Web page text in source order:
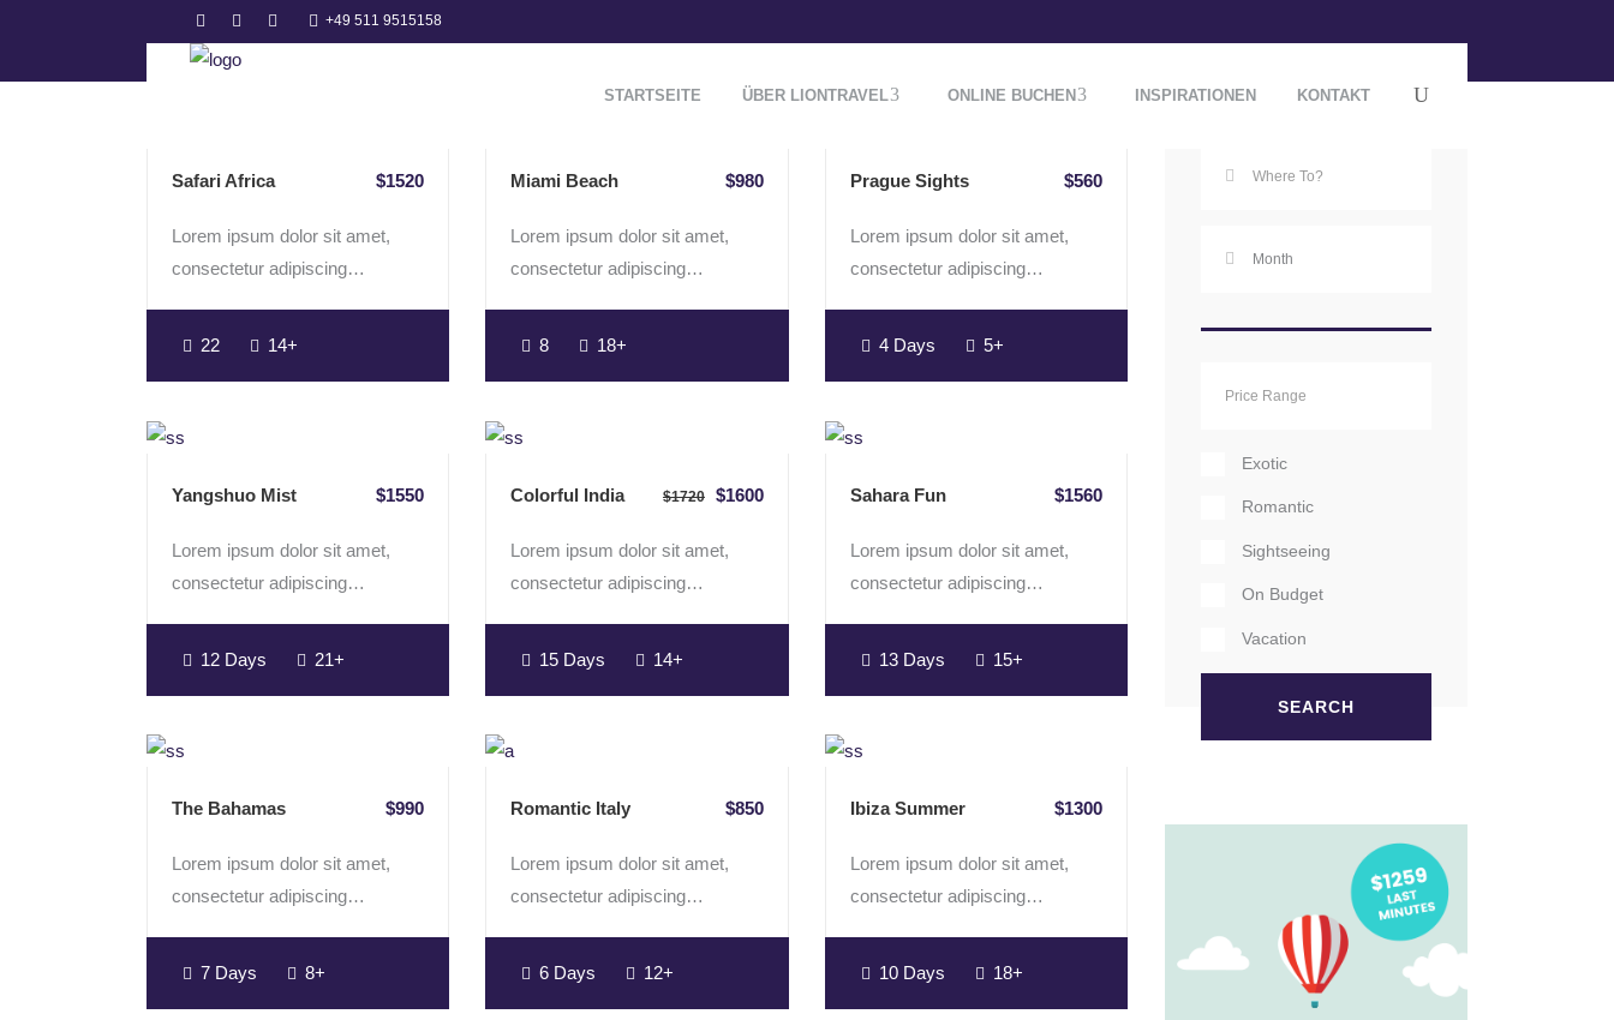
+49 511 9515158
STARTSEITE ÜBER LIONTRAVEL ONLINE BUCHEN INSPIRATIONEN KONTAKT
TOUR LIST
Safari Africa $1520
Lorem ipsum dolor sit amet,
consectetur adipiscing…
22 14+
Miami Beach $980
Lorem ipsum dolor sit amet,
consectetur adipiscing…
8 18+
Prague Sights $560
Lorem ipsum dolor sit amet,
consectetur adipiscing…
4 Days 5+
Yangshuo Mist $1550
Lorem ipsum dolor sit amet,
consectetur adipiscing…
12 Days 21+
Colorful India $1720 $1600
Lorem ipsum dolor sit amet,
consectetur adipiscing…
15 Days 14+
Sahara Fun $1560
Lorem ipsum dolor sit amet,
consectetur adipiscing…
13 Days 15+
The Bahamas $990
Lorem ipsum dolor sit amet,
consectetur adipiscing…
7 Days 8+
Romantic Italy $850
Lorem ipsum dolor sit amet,
consectetur adipiscing…
6 Days 12+
Ibiza Summer $1300
Lorem ipsum dolor sit amet,
consectetur adipiscing…
10 Days 18+
Exotic
Romantic
Sightseeing
On Budget
Vacation